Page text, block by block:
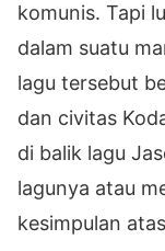
komunis. Tapi
dalam suatu
lagu tersebut
dan civitas
di balik lagu
lagunya atau
kesimpulan